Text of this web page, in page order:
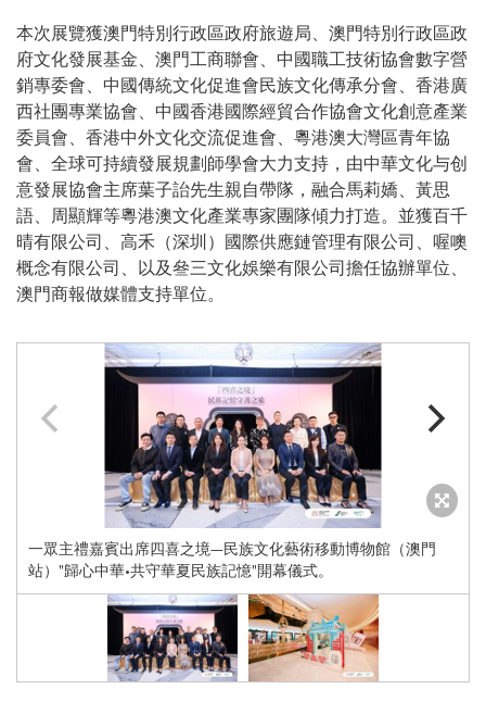
本次展覽獲澳門特別行政區政府旅遊局、澳門特別行政區政
府文化發展基金、澳門工商聯會、中國職工技術協會數字營
銷專委會、中國傳統文化促進會民族文化傳承分會、香港廣
西社團專業協會、中國香港國際經貿合作協會文化創意產業
委員會、香港中外文化交流促進會、粵港澳大灣區青年協
會、全球可持續發展規劃師學會大力支持，由中華文化与创
意發展協會主席葉子詒先生親自帶隊，融合馬莉嬌、黃思
語、周顯輝等粵港澳文化產業專家團隊傾力打造。並獲百千
晴有限公司、高禾（深圳）國際供應鏈管理有限公司、喔噢
概念有限公司、以及叄三文化娛樂有限公司擔任協辦單位、
澳門商報做媒體支持單位。
一眾主禮嘉賓出席四喜之境—民族文化藝術移動博物館（澳門
站）"歸心中華•共守華夏民族記憶"開幕儀式。